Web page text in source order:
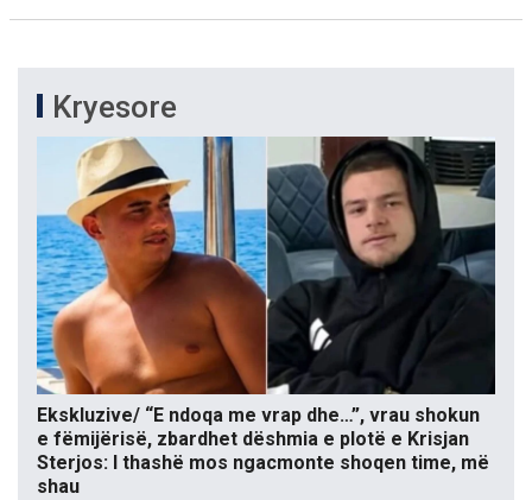
Kryesore
Ekskluzive/ “E ndoqa me vrap dhe…”, vrau shokun
e fëmijërisë, zbardhet dëshmia e plotë e Krisjan
Sterjos: I thashë mos ngacmonte shoqen time, më
shau